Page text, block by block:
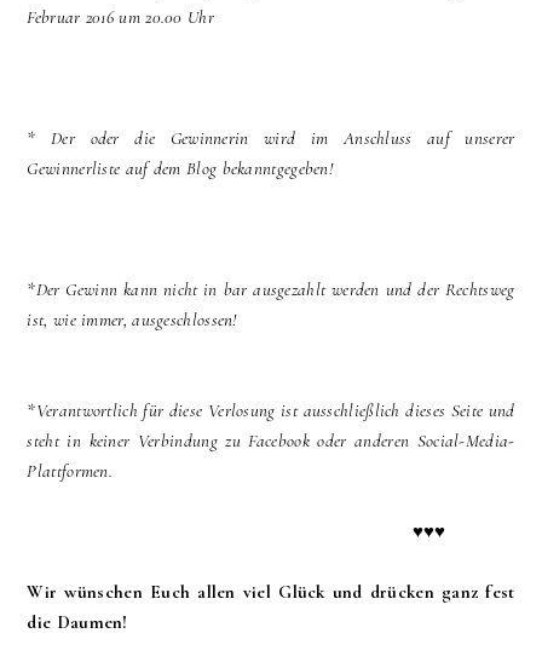
Februar 2016 um 20.00 Uhr
* Der oder die Gewinnerin wird im Anschluss auf unserer
Gewinnerliste auf dem Blog bekanntgegeben!
*Der Gewinn kann nicht in bar ausgezahlt werden und der Rechtsweg
ist, wie immer, ausgeschlossen!
*Verantwortlich für diese Verlosung ist ausschließlich dieses Seite und
steht in keiner Verbindung zu Facebook oder anderen Social-Media-
Plattformen.
♥♥♥
Wir wünschen Euch allen viel Glück und drücken ganz fest
die Daumen!